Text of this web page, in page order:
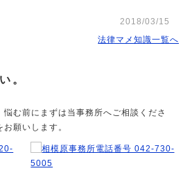
2018/03/15
法律マメ知識一覧へ
。
む前にまずは当事務所へご相談くださ
願いします。